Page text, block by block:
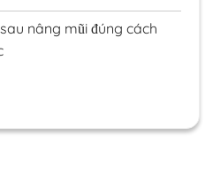
nâng mũi đúng cách